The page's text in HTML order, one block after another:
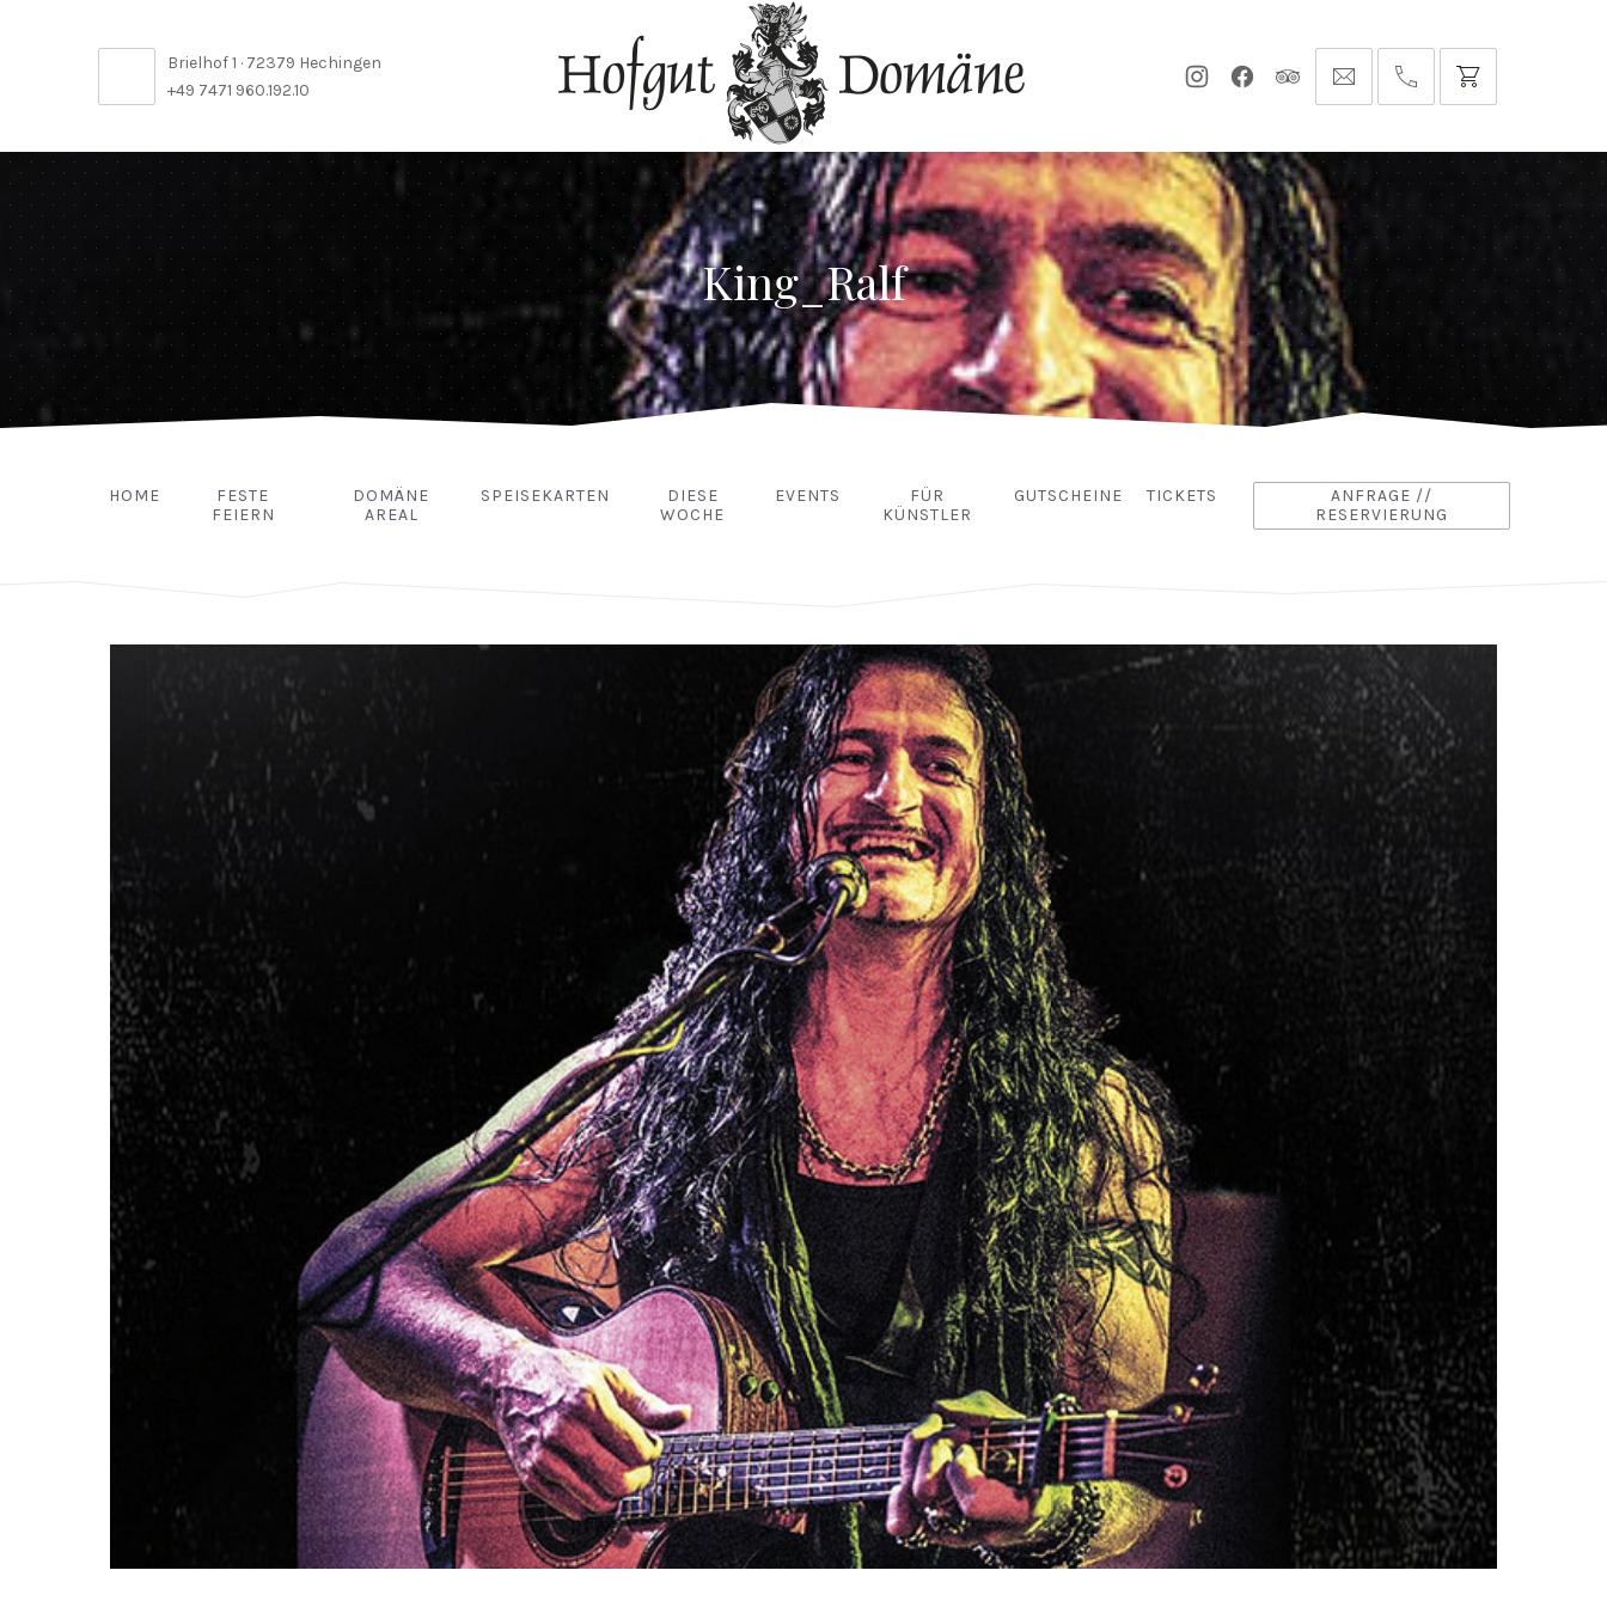
Brielhof 1 · 72379 Hechingen
+49 7471 960.192.10
NeuesNeuesNeues info@hofgut-0049747196019210
King_Ralf
HOME
FESTE
FEIERN
DOMÄNE
AREAL
SPEISEKARTEN
DIESE
WOCHE
EVENTS
FÜR
KÜNSTLER
GUTSCHEINE TICKETS
ANFRAGE //
RESERVIERUNG